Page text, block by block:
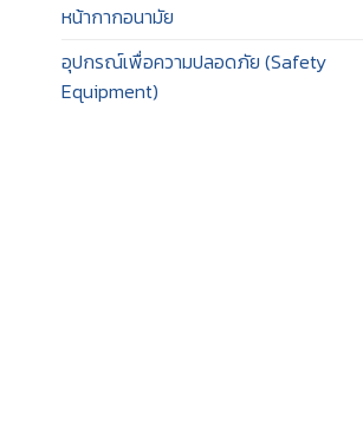
หน้ากากอนามัย
อุปกรณ์เพื่อความปลอดภัย (Safety
Equipment)